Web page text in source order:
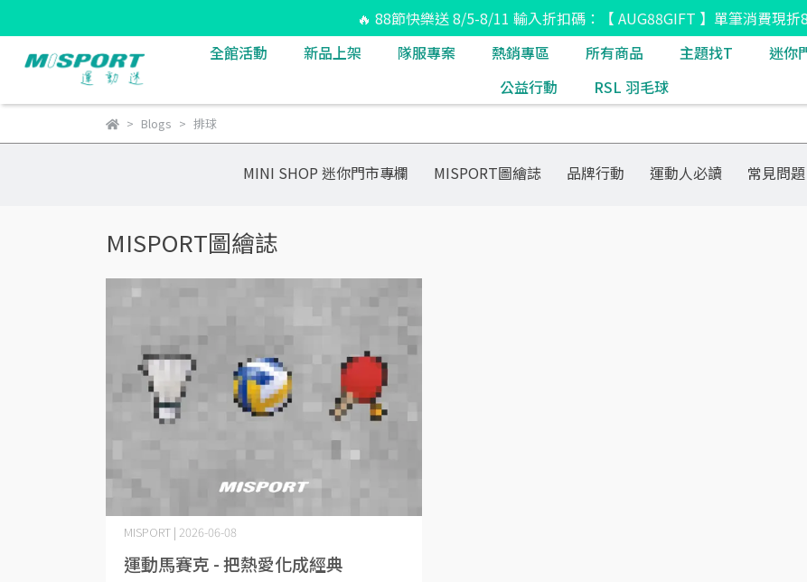
🔥 88節快樂送 8/5-8/11 輸入折扣碼：【 AUG88GIFT 】單筆消費現折
全館活動
新品上架 隊服專案 熱銷專區 所有商品 主題找T 迷你
公益行動
RSL 羽毛球
Blogs 排球
MINI SHOP 迷你門市專欄 MISPORT圖繪誌 品牌行動 運動人必讀 常見問題
MISPORT圖繪誌
運動馬賽克 - 把熱愛化成經典
MISPORT | 2026-06-08